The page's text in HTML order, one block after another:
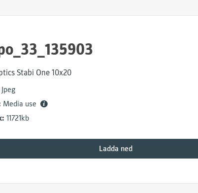
Stabi One 10x20
Jpeg
Media use
11721kb
Ladda ned